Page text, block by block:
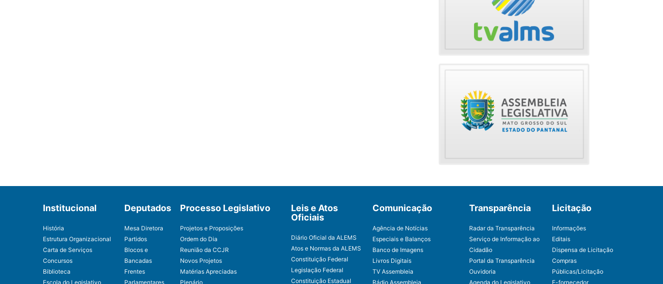
Institucional
História
Estrutura Organizacional
Carta de Serviços
Concursos
Biblioteca
Escola do Legislativo
Deputados
Mesa Diretora
Partidos
Blocos e
Bancadas
Frentes
Parlamentares
Processo Legislativo
Projetos e Proposições
Ordem do Dia
Reunião da CCJR
Novos Projetos
Matérias Apreciadas
Plenário
Leis e Atos
Oficiais
Diário Oficial da ALEMS
Atos e Normas da ALEMS
Constituição Federal
Legislação Federal
Constituição Estadual
Comunicação
Agência de Notícias
Especiais e Balanços
Banco de Imagens
Livros Digitais
TV Assembleia
Rádio Assembleia
Transparência
Radar da Transparência
Serviço de Informação ao
Cidadão
Portal da Transparência
Ouvidoria
Agenda do Legislativo
Licitação
Informações
Editais
Dispensa de Licitação
Compras
Públicas/Licitação
E-fornecedor